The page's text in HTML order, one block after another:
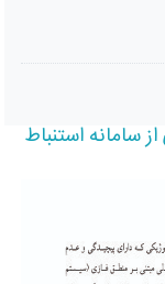
سامانه استنباط